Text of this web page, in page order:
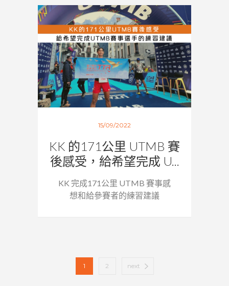
15/09/2022
KK 的171公里 UTMB 賽
後感受，給希望完成 U...
KK 完成171公里 UTMB 賽事感
想和給參賽者的練習建議
1 2 next